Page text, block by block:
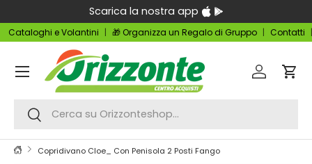
Passa ai contenuti
Scarica la nostra app
Cataloghi e Volantini 🎁 Organizza un Regalo di Gruppo Contatti
Cerca
Cerca
Accedi
Menu
Copridivano Cloe_ Con Penisola 2 Posti Fango